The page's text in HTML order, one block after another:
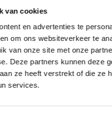
van cookies
en advertenties te
om ons websiteverkeer te
van onze site met onze
Deze partners kunnen deze
ze heeft verstrekt of die ze
services.
Beeld FG254 (10 cm)